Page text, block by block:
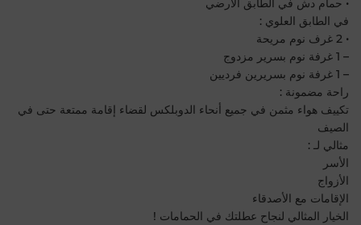
• حمام دش في الطابق الأرضي
في الطابق العلوي :
• 2 غرف نوم مريحة
– 1 غرفة نوم بسرير مزدوج
– 1 غرفة نوم بسريرين فرديين
راحة مضمونة :
تكييف هواء مثمن في جميع أنحاء الدوبلكس لقضاء إقامة ممتعة حتى في
الصيف
مثالي لـ :
الأسر
الأزواج
الإقامات مع الأصدقاء
الخيار المثالي لنجاح عطلتك في الحمامات !